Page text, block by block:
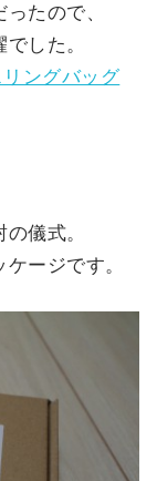
たので、
した。
ングバッグ
儀式。
ージです。